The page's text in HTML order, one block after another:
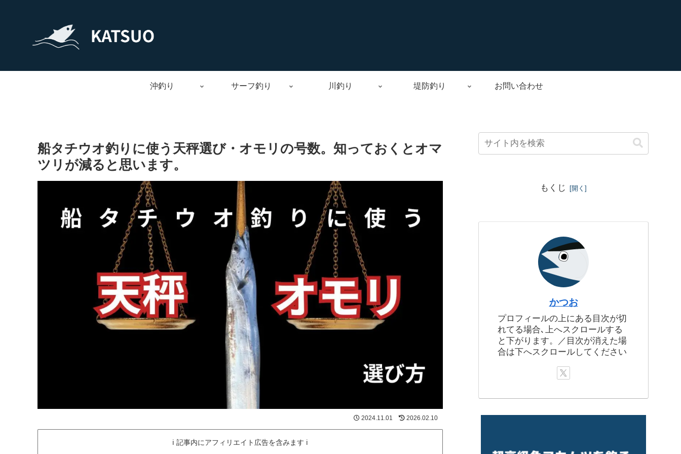
沖釣り サーフ釣り 川釣り 堤防釣り お問い合わせ
船タチウオ釣りに使う天秤選び・オモリの号数。知っておくとオマ
ツリが減ると思います。
2024.11.01 2026.02.10
ℹ️ 記事内にアフィリエイト広告を含みます ℹ️
もくじ
かつお
プロフィールの上にある目次が切
れてる場合､上へスクロールする
と下がります。／目次が消えた場
合は下へスクロールしてください